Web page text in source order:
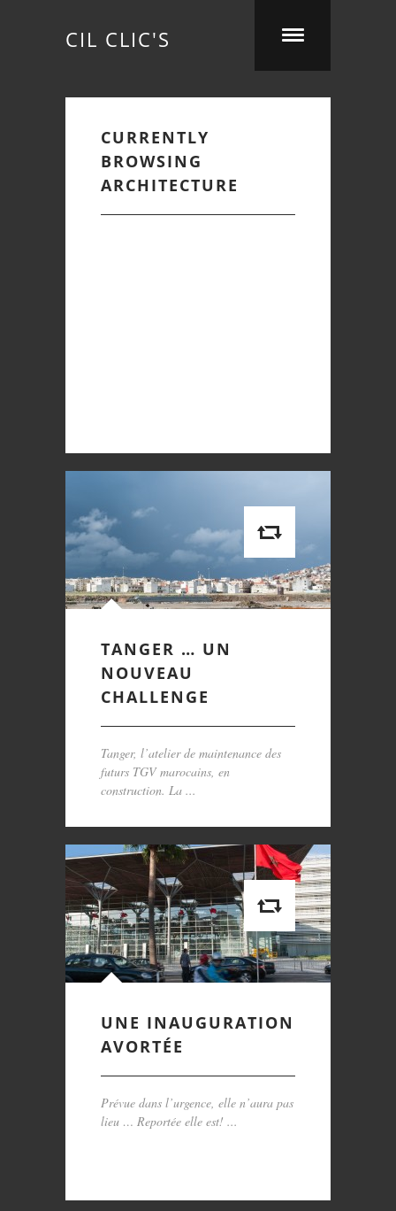
CIL CLIC'S
CURRENTLY
BROWSING
ARCHITECTURE
TANGER … UN
NOUVEAU
CHALLENGE
Tanger, l’atelier de maintenance des
futurs TGV marocains, en
construction. La ...
UNE INAUGURATION
AVORTÉE
Prévue dans l’urgence, elle n’aura pas
lieu … Reportée elle est! ...